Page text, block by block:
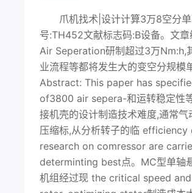
爪机找术|设计计算3万8空分
号:TH452文献标志码:B设备。文
Air Seperation研制超过3万
业流程等都将发生大的变空分规
Abstract: This paper has
of3800 air sepera-和运转稳定性
接机壳的设计制造技术难度,通常
压缩标,从分析转子的临
research on comressor are
determinting best点。MC型单轴
机组经过现 the critical speed